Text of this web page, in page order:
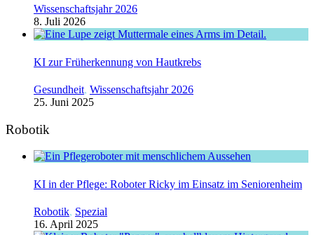
Wissenschaftsjahr 2026
8. Juli 2026
KI zur Früherkennung von Hautkrebs
Gesundheit, Wissenschaftsjahr 2026
25. Juni 2025
Robotik
KI in der Pflege: Roboter Ricky im Einsatz im Seniorenheim
Robotik, Spezial
16. April 2025